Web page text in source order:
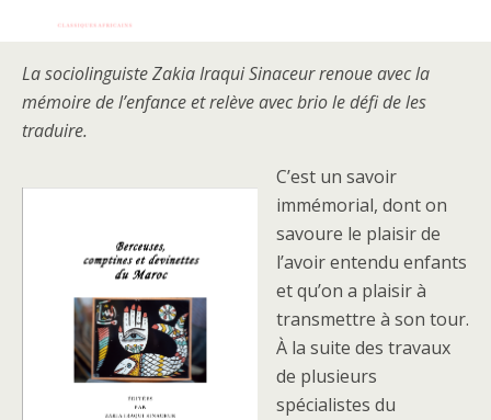
La sociolinguiste Zakia Iraqui Sinaceur renoue avec la
mémoire de l’enfance et relève avec brio le défi de les
traduire.
C’est un savoir
immémorial, dont on
savoure le plaisir de
l’avoir entendu enfants
et qu’on a plaisir à
transmettre à son tour.
À la suite des travaux
de plusieurs
spécialistes du